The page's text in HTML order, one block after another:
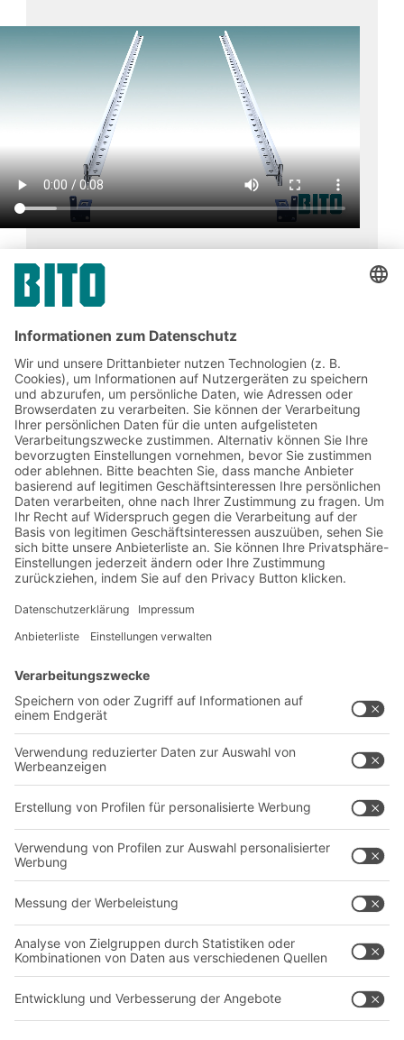
STÜCKGUT-DURCHLAUFREGAL FACHBODENREGAL
Jetzt beim BITO Newsletter
anmelden:
Lager- & Logistiknews
Exklusive Rabatte
Neuheiten
Newsletter abonnieren
Lösungen
Intralogistiklösungen
Regalsysteme
Transportsysteme
Dienstleistungen
Kontaktformular
Unternehmen
Über uns
Produktionsstandorte
Karriere
Follow us
BIT O
YOUR LIFE.